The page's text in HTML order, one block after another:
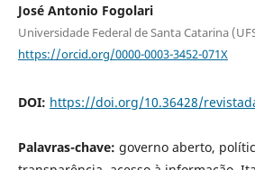
José Antonio Fogolari
Universidade Federal de Santa Catarina
https://orcid.org/0000-0003-3452-071X
DOI: https://doi.org/10.36428/
Palavras-chave: governo aberto,